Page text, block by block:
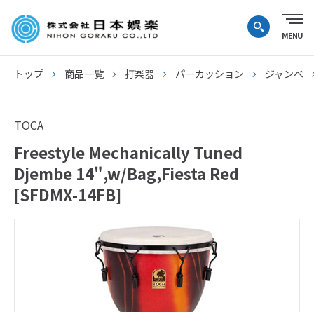
トップ 商品一覧 打楽器 パーカッション ジャンベ
TOCA
Freestyle Mechanically Tuned
Djembe 14",w/Bag,Fiesta Red
[SFDMX-14FB]